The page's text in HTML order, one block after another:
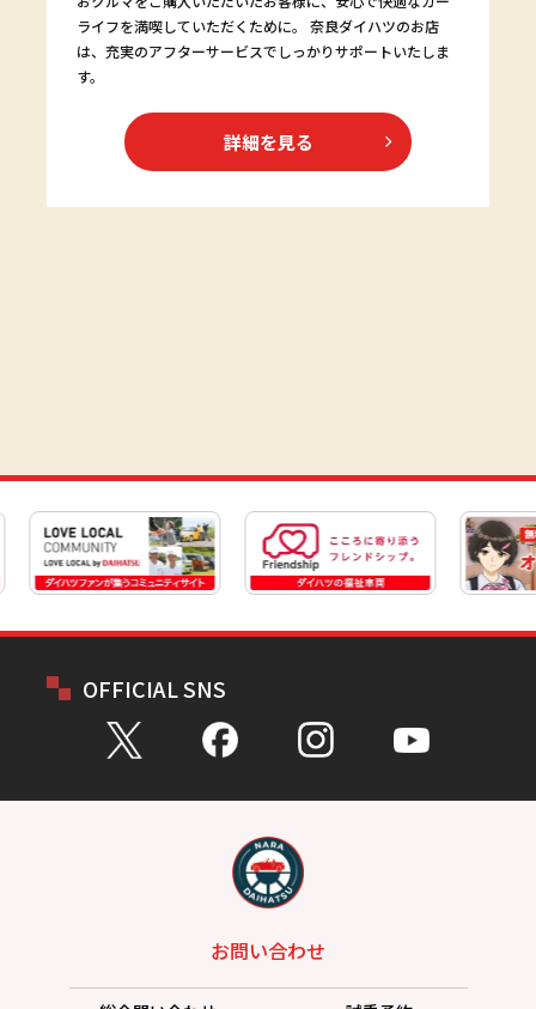
ライフを満喫していただくために。 奈良ダイハツのお店
は、充実のアフターサービスでしっかりサポートいたしま
す。
詳細を見る
OFFICIAL SNS
お問い合わせ